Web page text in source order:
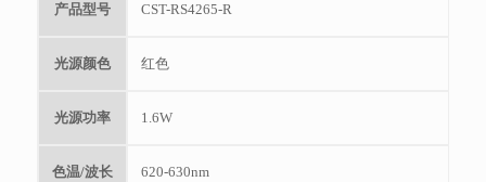
产品型号 CST-RS4265-R
光源颜色 红色
光源功率 1.6W
色温/波长 620-630nm